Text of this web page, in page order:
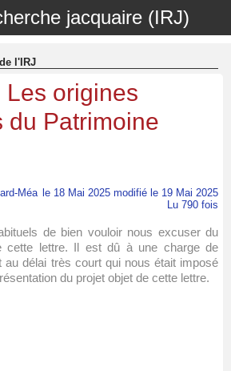
jacquaire (IRJ)
l'IRJ
Les origines
du Patrimoine
Méa le 18 Mai 2025 modifié le 19 Mai 2025
Lu 790 fois
de bien vouloir nous excuser du
cette lettre. Il est dû à une charge de
au délai très court qui nous était imposé
du projet objet de cette lettre.